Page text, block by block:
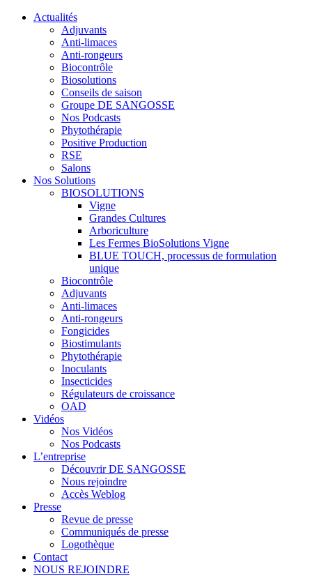
Actualités
Adjuvants
Anti-limaces
Anti-rongeurs
Biocontrôle
Biosolutions
Conseils de saison
Groupe DE SANGOSSE
Nos Podcasts
Phytothérapie
Positive Production
RSE
Salons
Nos Solutions
BIOSOLUTIONS
Vigne
Grandes Cultures
Arboriculture
Les Fermes BioSolutions Vigne
BLUE TOUCH, processus de formulation
unique
Biocontrôle
Adjuvants
Anti-limaces
Anti-rongeurs
Fongicides
Biostimulants
Phytothérapie
Inoculants
Insecticides
Régulateurs de croissance
OAD
Vidéos
Nos Vidéos
Nos Podcasts
L’entreprise
Découvrir DE SANGOSSE
Nous rejoindre
Accès Weblog
Presse
Revue de presse
Communiqués de presse
Logothèque
Contact
NOUS REJOINDRE